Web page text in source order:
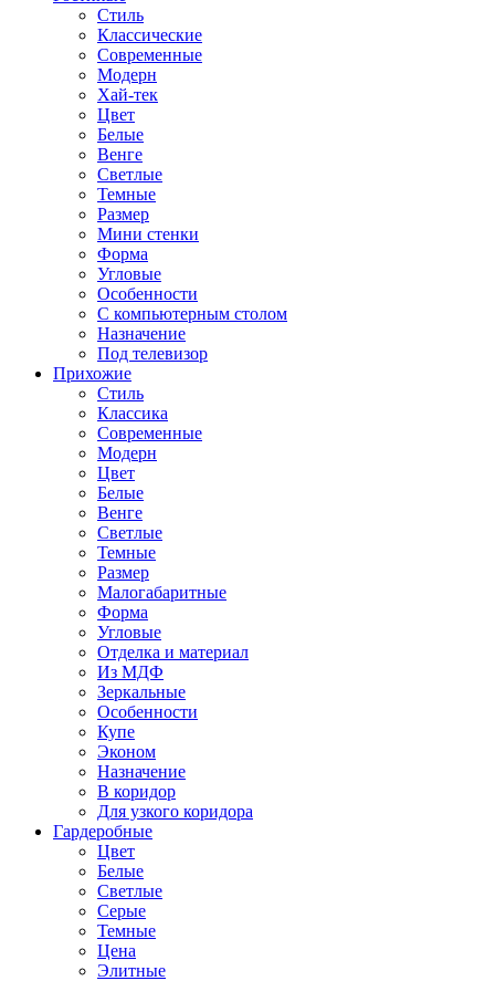
Стиль
Классические
Современные
Модерн
Хай-тек
Цвет
Белые
Венге
Светлые
Темные
Размер
Мини стенки
Форма
Угловые
Особенности
С компьютерным столом
Назначение
Под телевизор
Прихожие
Стиль
Классика
Современные
Модерн
Цвет
Белые
Венге
Светлые
Темные
Размер
Малогабаритные
Форма
Угловые
Отделка и материал
Из МДФ
Зеркальные
Особенности
Купе
Эконом
Назначение
В коридор
Для узкого коридора
Гардеробные
Цвет
Белые
Светлые
Серые
Темные
Цена
Элитные